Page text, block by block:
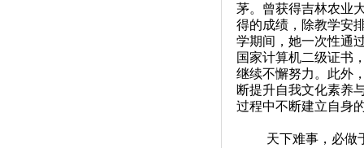
茅。曾获得吉林农业
得的成绩，除教学安
学期间，她一次性通
国家计算机二级证书
继续不懈努力。此外
断提升自我文化素养
过程中不断建立自身
天下难事，必做